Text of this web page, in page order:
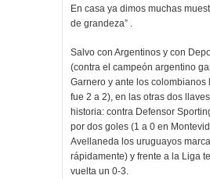
En casa ya dimos muchas
de grandeza” .
Salvo con Argentinos y con
(contra el campeón argentino
Garnero y ante los colombianos
fue 2 a 2), en las otras dos
historia: contra Defensor
por dos goles (1 a 0 en
Avellaneda los uruguayos
rápidamente) y frente a la Liga
vuelta un 0-3.